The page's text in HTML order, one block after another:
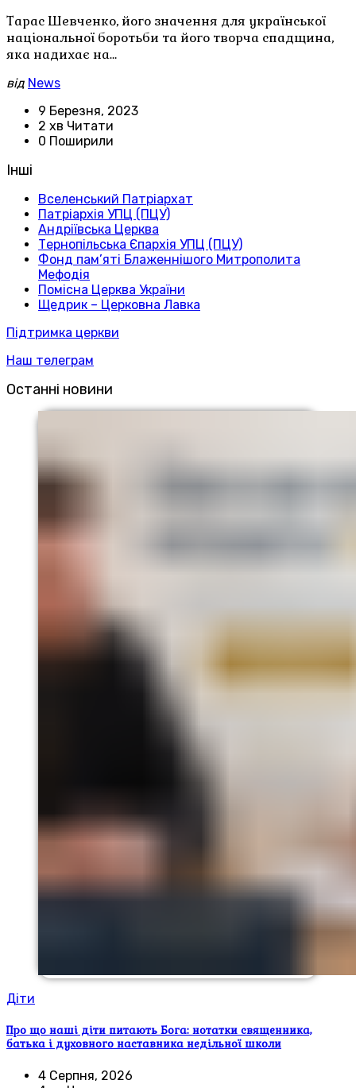
Тарас Шевченко, його значення для української
національної боротьби та його творча спадщина,
яка надихає на…
від News
9 Березня, 2023
2 хв Читати
0 Поширили
Інші
Вселенський Патріархат
Патріархія УПЦ (ПЦУ)
Андріївська Церква
Тернопільська Єпархія УПЦ (ПЦУ)
Фонд пам’яті Блаженнішого Митрополита
Мефодія
Помісна Церква України
Щедрик – Церковна Лавка
Підтримка церкви
Наш телеграм
Останні новини
Діти
Про що наші діти питають Бога: нотатки священника,
батька і духовного наставника недільної школи
4 Серпня, 2026